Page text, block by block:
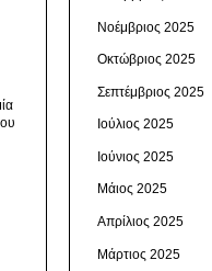
Νοέμβριος 2025
Οκτώβριος 2025
Σεπτέμβριος 2025
Ιούλιος 2025
Ιούνιος 2025
Μάιος 2025
Απρίλιος 2025
Μάρτιος 2025